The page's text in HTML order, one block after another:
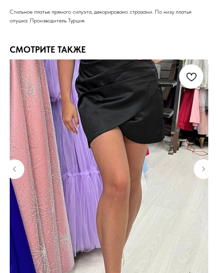
Стильное платье прямого силуэта, декорировано стразами. По низу платья
опушка. Производитель Турция.
СМОТРИТЕ ТАКЖЕ